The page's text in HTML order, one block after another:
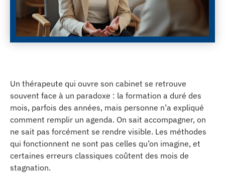
Un thérapeute qui ouvre son cabinet se retrouve
souvent face à un paradoxe : la formation a duré des
mois, parfois des années, mais personne n’a expliqué
comment remplir un agenda. On sait accompagner, on
ne sait pas forcément se rendre visible. Les méthodes
qui fonctionnent ne sont pas celles qu’on imagine, et
certaines erreurs classiques coûtent des mois de
stagnation.